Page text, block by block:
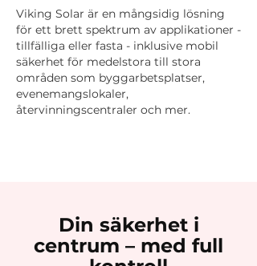
Viking Solar är en mångsidig lösning
för ett brett spektrum av applikationer -
tillfälliga eller fasta - inklusive mobil
säkerhet för medelstora till stora
områden som byggarbetsplatser,
evenemangslokaler,
återvinningscentraler och mer.
Din säkerhet i
centrum – med full